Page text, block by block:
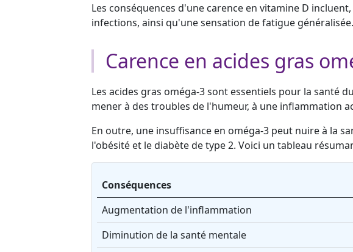
Les conséquences d'une carence en vitamine D
infections, ainsi qu'une sensation de fatigue généralisée.
Carence en acides gras
Les acides gras oméga-3 sont essentiels pour la santé
mener à des troubles de l'humeur, à une inflammation
En outre, une insuffisance en oméga-3 peut nuire à la
l'obésité et le diabète de type 2. Voici un tableau
Conséquences
Augmentation de l'inflammation
Diminution de la santé mentale